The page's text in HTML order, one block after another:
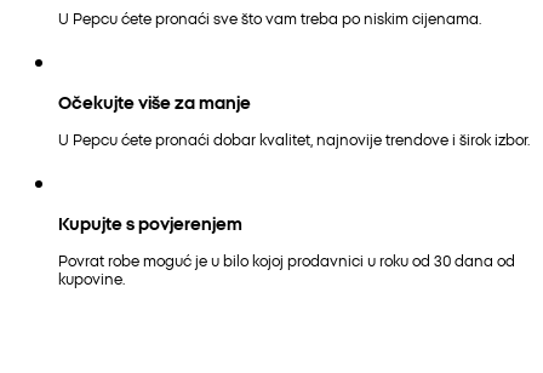
U Pepcu ćete pronaći sve što vam treba po niskim cijenama.
Očekujte više za manje
U Pepcu ćete pronaći dobar kvalitet, najnovije trendove i širok izbor.
Kupujte s povjerenjem
Povrat robe moguć je u bilo kojoj prodavnici u roku od 30 dana od
kupovine.